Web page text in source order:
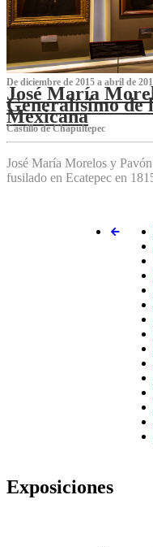
De diciembre de 2015 a abril de
José María
Generalísimo de
Mexicana
C‌astillo de Chapultepec
José María Morelos y
fusilado en Ecatepec en
Exposiciones